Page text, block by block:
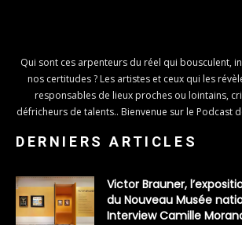
Qui sont ces arpenteurs du réel qui bousculent,
nos certitudes ? Les artistes et ceux qui les
responsables de lieux proches ou lointains,
défricheurs de talents.. Bienvenue sur le Podcast
DERNIERS ARTICLES
Victor Brauner,
du Nouveau Musée
Interview Camille